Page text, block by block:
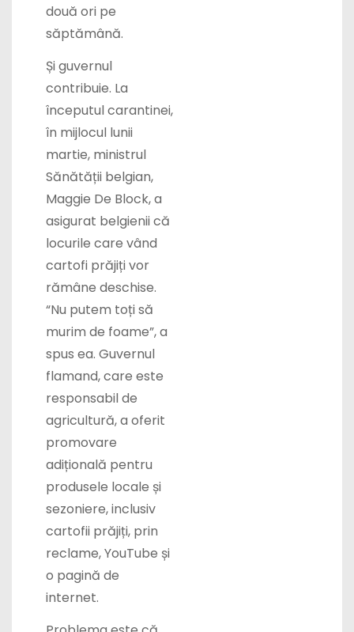
două ori pe
săptămână.
Și guvernul
contribuie. La
începutul carantinei,
în mijlocul lunii
martie, ministrul
Sănătății belgian,
Maggie De Block, a
asigurat belgienii că
locurile care vând
cartofi prăjiți vor
rămâne deschise.
“Nu putem toți să
murim de foame”, a
spus ea. Guvernul
flamand, care este
responsabil de
agricultură, a oferit
promovare
adițională pentru
produsele locale și
sezoniere, inclusiv
cartofii prăjiți, prin
reclame, YouTube și
o pagină de
internet.